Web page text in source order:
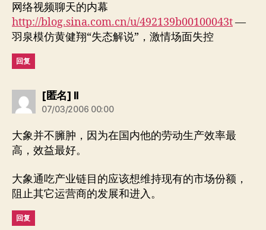
网络视频聊天的内幕
http://blog.sina.com.cn/u/492139b00100043t—
羽泉模仿黄健翔“失态解说”，激情场面失控
回复
[匿名] ll说：
07/03/2006 00:00
大象并不臃肿，因为在国内他的劳动生产效率最
高，效益最好。
大象通吃产业链目的应该想维持现有的市场份额，
阻止其它运营商的发展和进入。
回复